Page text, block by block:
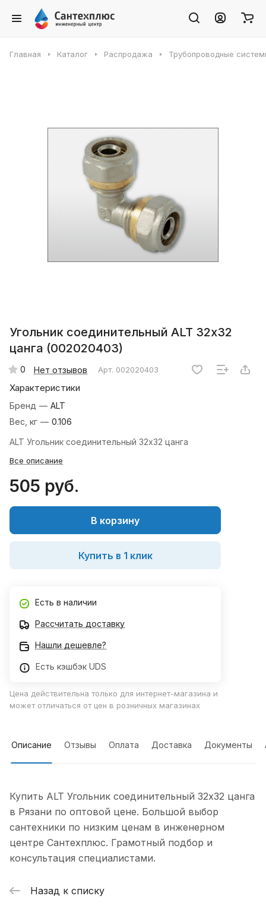
Главная Каталог Распродажа Трубопроводные
Угольник соединительный ALT 32х32
цанга (002020403)
0 Нет отзывов Арт. 002020403
Характеристики
Бренд — ALT
Вес, кг — 0.106
ALT Угольник соединительный 32х32 цанга
Все описание
505 руб.
В корзину
Купить в 1 клик
Есть в наличии
Рассчитать доставку
Нашли дешевле?
Есть кэшбэк UDS
Цена действительна только для интернет-магазина и
может отличаться от цен в розничных магазинах
Описание Отзывы Оплата Доставка Документы
Купить ALT Угольник соединительный 32х32 цанга
в Рязани по оптовой цене. Большой выбор
сантехники по низким ценам в инженерном
центре Сантехплюс. Грамотный подбор и
консультация специалистами.
Назад к списку